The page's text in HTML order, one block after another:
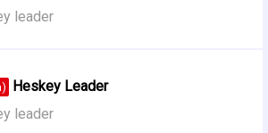
leader
Heskey Leader
leader